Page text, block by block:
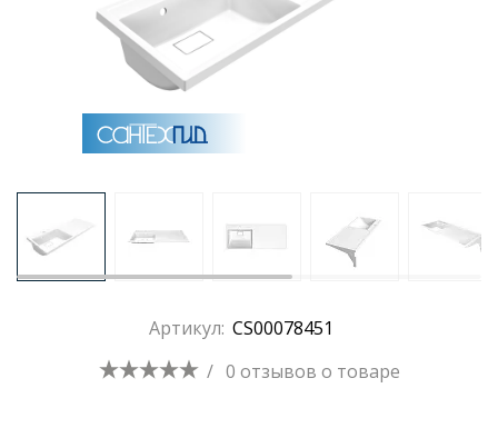
Полотенцесушители
Аксессуары для ванных комнат
Зеркала
Душевые уголки и ограждения
Трапы для душевых
Артикул: CS00078451
/ 0 отзывов о товаре